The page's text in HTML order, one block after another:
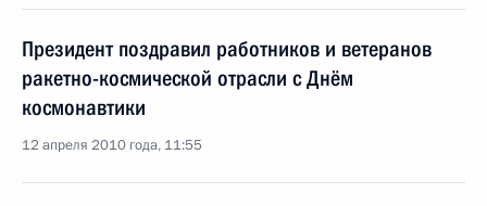
Президент поздравил работников и ветеранов
ракетно-космической отрасли с Днём
космонавтики
12 апреля 2010 года, 11:55